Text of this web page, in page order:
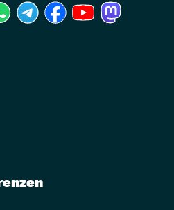
Fenster)
ein neues Fenster)
öffnet ein neues Fenster)
(Link öffnet ein neues Fenster)
(Link öffnet ein neues Fenster)
(Link öffnet ein neues
(Link öffnet ein
Fenster)